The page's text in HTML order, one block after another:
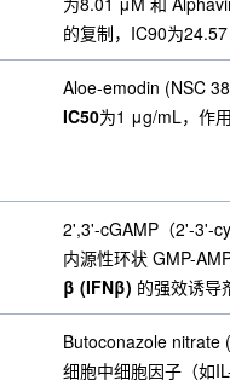
的复制，IC90为
Aloe-emodin (NSC
IC50为1 μg/mL，作
2',3'-cGAMP（2'-3'-
内源性环状 GMP-
β (IFNβ) 的强效诱导
Butoconazole nitrate
细胞中细胞因子（如